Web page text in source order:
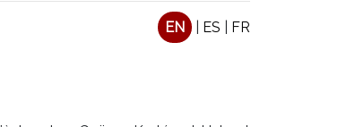
EN ES FR